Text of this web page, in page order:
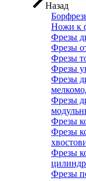
Назад
Ножи к
Фрезы
Фрезы
Фрезы
Фрезы
Фрезы
Фрезы
Фрезы
Фрезы
Фрезы
Фрезы